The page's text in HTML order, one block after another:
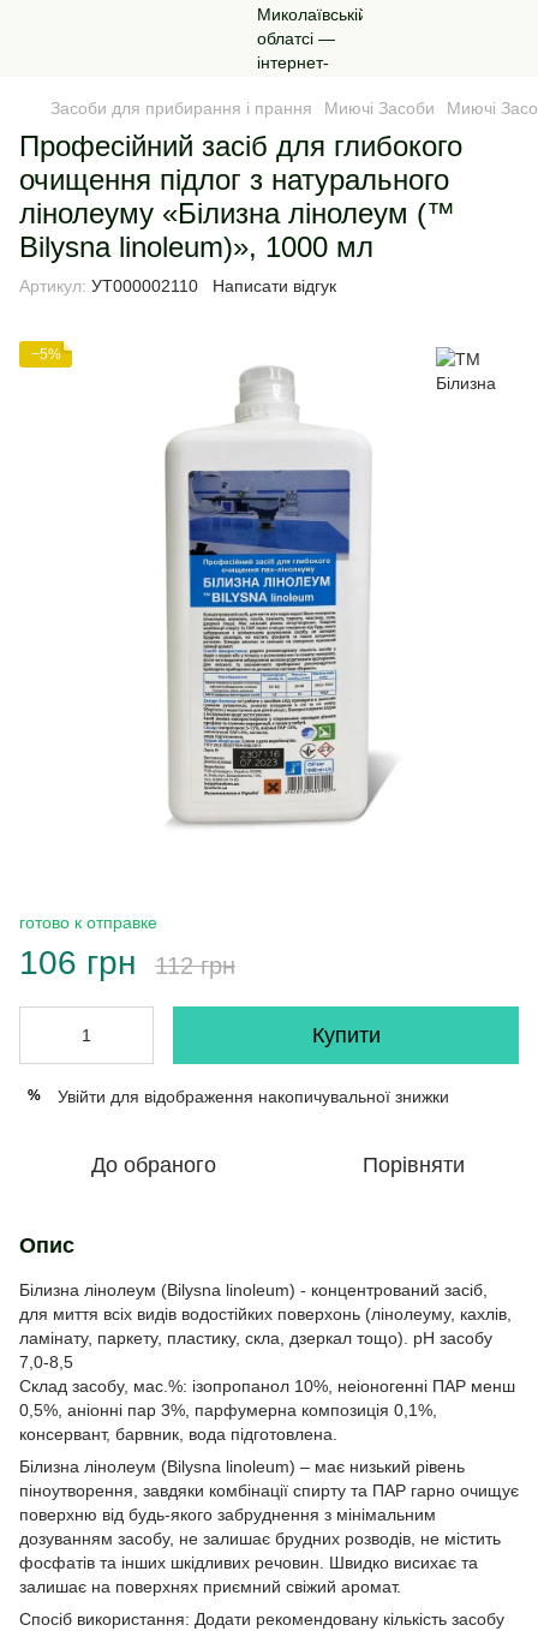
Засоби для прибирання і прання Миючі Засоби Миючі
Професійний засіб для глибокого
очищення підлог з натурального
лінолеуму «Білизна лінолеум (™
Bilysna linoleum)», 1000 мл
Артикул: УТ000002110 Написати відгук
−5%
готово к отправке
106 грн 112 грн
Купити
% Увійти для відображення накопичувальної знижки
До обраного Порівняти
Опис
Білизна лінолеум (Bilysna linoleum) - концентрований засіб,
для миття всіх видів водостійких поверхонь (лінолеуму, кахлів,
ламінату, паркету, пластику, скла, дзеркал тощо). рН засобу
7,0-8,5
Склад засобу, мас.%: ізопропанол 10%, неіоногенні ПАР менш
0,5%, аніонні пар 3%, парфумерна композиція 0,1%,
консервант, барвник, вода підготовлена.
Білизна лінолеум (Bilysna linoleum) – має низький рівень
піноутворення, завдяки комбінації спирту та ПАР гарно очищує
поверхню від будь-якого забруднення з мінімальним
дозуванням засобу, не залишає брудних розводів, не містить
фосфатів та інших шкідливих речовин. Швидко висихає та
залишає на поверхнях приємний свіжий аромат.
Спосіб використання: Додати рекомендовану кількість засобу